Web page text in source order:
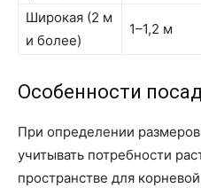
Широкая (2 м
и более)
1–1,2 м
Особенности
При определении
учитывать потребности
пространстве для